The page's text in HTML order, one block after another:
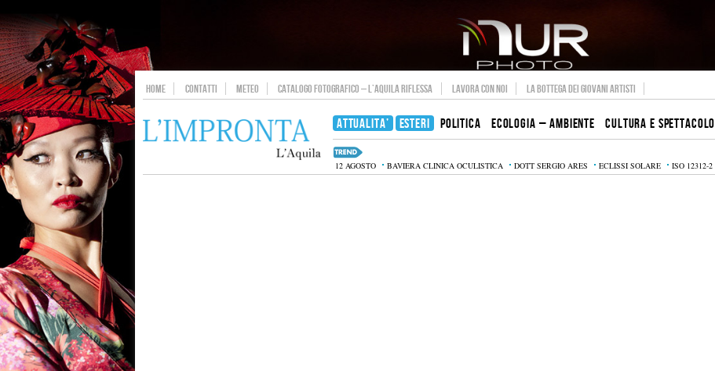
HOME CONTATTI METEO CATALOGO FOTOGRAFICO – L’AQUILA RIFLESSA LAVORA CON NOI LA BOTTEGA DEI GIOVANI ARTISTI
ATTUALITA’ ESTERI POLITICA ECOLOGIA – AMBIENTE CULTURA E SPETTACOLO
12 AGOSTO BAVIERA CLINICA OCULISTICA DOTT SERGIO ARES ECLISSI SOLARE ISO 12312-2